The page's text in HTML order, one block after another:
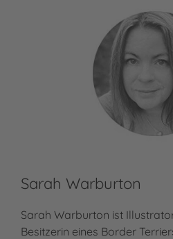
Sarah Warburton
Sarah Warburton ist
Besitzerin eines Border